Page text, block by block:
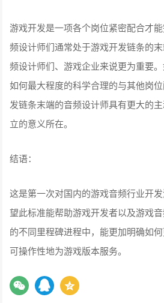
游戏开发是一项各个岗位紧密配合才
频设计师们通常处于游戏开发链条的
频设计师们、游戏企业来说更为重要。
如何最大程度的科学合理的与其他岗
发链条末端的音频设计师具有更大的
立的意义所在。
结语：
这是第一次对国内的游戏音频行业开
望此标准能帮助游戏开发者以及游戏
的不同里程碑进程中，能更加明确如
可操作性地为游戏版本服务。